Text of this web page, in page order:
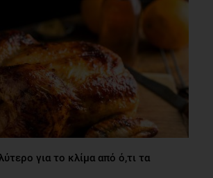
για το κλίμα από ό,τι τα